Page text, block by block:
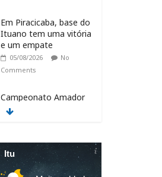
Em Piracicaba, base do
Ituano tem uma vitória
e um empate
05/08/2026
No
Comments
Campeonato Amador
Série Ouro tem
Comments
Itu recebe o NPC
Itu